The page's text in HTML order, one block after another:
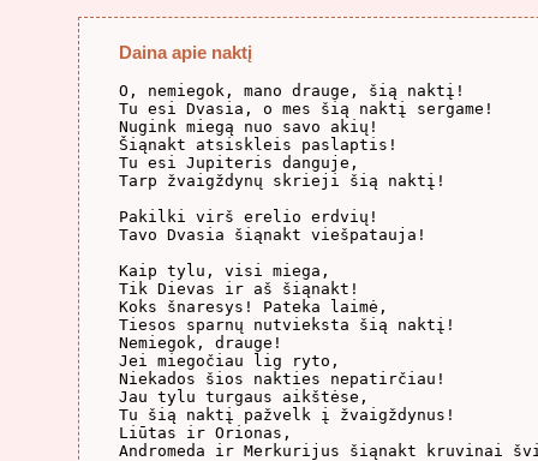
Daina apie naktį
O, nemiegok, mano drauge, šią naktį!
Tu esi Dvasia, o mes šią naktį sergame!
Nugink miegą nuo savo akių!
Šiąnakt atsiskleis paslaptis!
Tu esi Jupiteris danguje,
Tarp žvaigždynų skrieji šią naktį!
Pakilki virš erelio erdvių!
Tavo Dvasia šiąnakt viešpatauja!
Kaip tylu, visi miega,
Tik Dievas ir aš šiąnakt!
Koks šnaresys! Pateka laimė,
Tiesos sparnų nutvieksta šią naktį!
Nemiegok, drauge!
Jei miegočiau lig ryto,
Niekados šios nakties nepatirčiau!
Jau tylu turgaus aikštėse,
Tu šią naktį pažvelk į žvaigždynus!
Liūtas ir Orionas,
Andromeda ir Merkurijus šiąnakt